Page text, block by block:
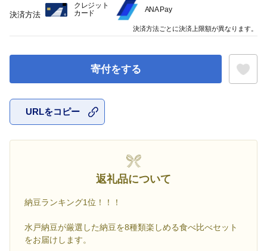
寄付をする
URLをコピー
返礼品について
納豆ランキング1位！！！
水戸納豆が厳選した納豆を8種類楽しめる食べ比べセット
をお届けします。
決済方法
クレジット
カード
ANA Pay
決済方法ごとに決済上限額が異なります。